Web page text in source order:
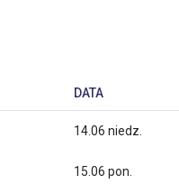
DATA
14.06 niedz.
15.06 pon.